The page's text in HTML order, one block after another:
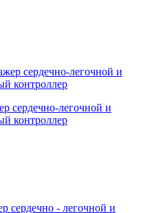
сердечно-легочной и
контроллер